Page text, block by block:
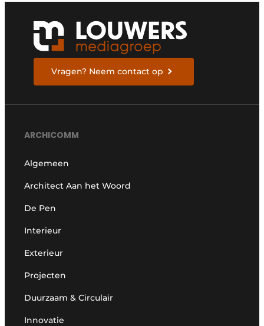
Vragen? Neem contact op
ARCHICOMM
Algemeen
Architect Aan het Woord
De Pen
Interieur
Exterieur
Projecten
Duurzaam & Circulair
Innovatie